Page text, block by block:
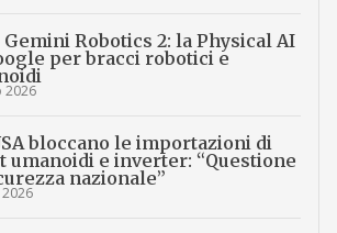
Gemini Robotics 2: la Physical AI
per bracci robotici e
2026
bloccano le importazioni di
umanoidi e inverter: “Questione
nazionale”